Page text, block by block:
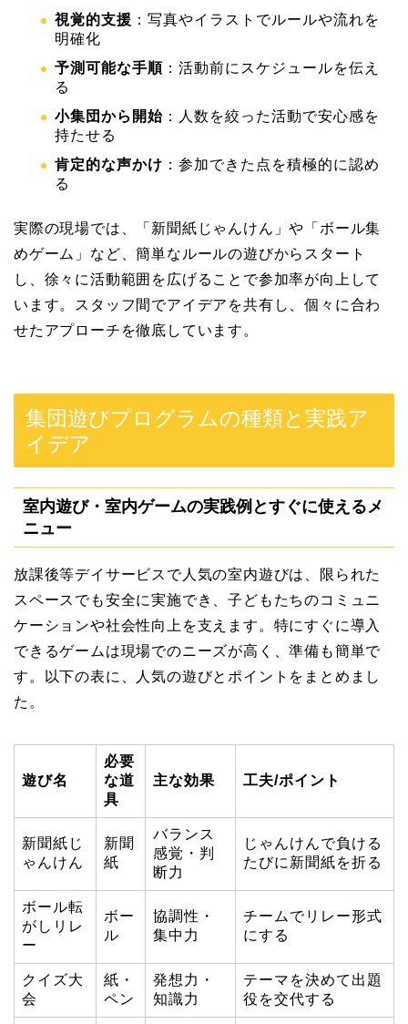
視覚的支援 ：写真やイラストでルールや流れを
明確化
予測可能な手順 ：活動前にスケジュールを伝え
る
小集団から開始 ：人数を絞った活動で安心感を
持たせる
肯定的な声かけ ：参加できた点を積極的に認め
る
実際の現場では、「新聞紙じゃんけん」や「ボール集
めゲーム」など、簡単なルールの遊びからスタート
し、徐々に活動範囲を広げることで参加率が向上して
います。スタッフ間でアイデアを共有し、個々に合わ
せたアプローチを徹底しています。
集団遊びプログラムの種類と実践ア
イデア
室内遊び・室内ゲームの実践例とすぐに使えるメ
ニュー
放課後等デイサービスで人気の室内遊びは、限られた
スペースでも安全に実施でき、子どもたちのコミュニ
ケーションや社会性向上を支えます。特にすぐに導入
できるゲームは現場でのニーズが高く、準備も簡単で
す。以下の表に、人気の遊びとポイントをまとめまし
た。
遊び名
必要
な道
具
主な効果 工夫/ポイント
新聞紙じ
ゃんけん
新聞
紙
バランス
感覚・判
断力
じゃんけんで負ける
たびに新聞紙を折る
ボール転
がしリレ
ー
ボー
ル
協調性・
集中力
チームでリレー形式
にする
クイズ大
会
紙・
ペン
発想力・
知識力
テーマを決めて出題
役を交代する